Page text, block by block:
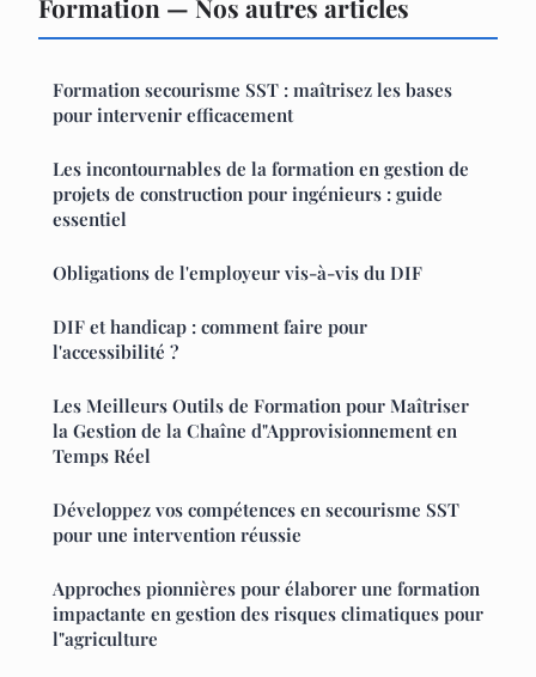
Formation — Nos autres articles
Formation secourisme SST : maîtrisez les bases
pour intervenir efficacement
Les incontournables de la formation en gestion de
projets de construction pour ingénieurs : guide
essentiel
Obligations de l'employeur vis-à-vis du DIF
DIF et handicap : comment faire pour
l'accessibilité ?
Les Meilleurs Outils de Formation pour Maîtriser
la Gestion de la Chaîne d"Approvisionnement en
Temps Réel
Développez vos compétences en secourisme SST
pour une intervention réussie
Approches pionnières pour élaborer une formation
impactante en gestion des risques climatiques pour
l"agriculture